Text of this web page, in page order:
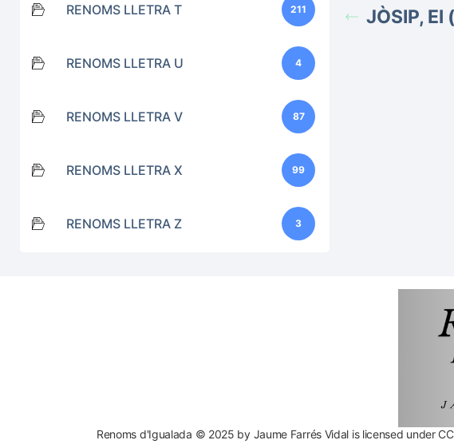
RENOMS LLETRA T 211
RENOMS LLETRA U 4
RENOMS LLETRA V 87
RENOMS LLETRA X 99
RENOMS LLETRA Z 3
JÒSIP, El
Renoms d'Igualada © 2025 by Jaume Farrés Vidal is licensed under